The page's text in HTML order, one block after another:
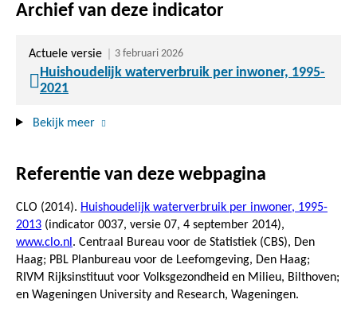
Archief van deze indicator
Actuele versie 3 februari 2026
Huishoudelijk waterverbruik per inwoner, 1995-
2021
Bekijk meer
Referentie van deze webpagina
CLO (2014). Huishoudelijk waterverbruik per inwoner, 1995-
2013 (indicator 0037, versie 07, 4 september 2014),
www.clo.nl . Centraal Bureau voor de Statistiek (CBS), Den
Haag; PBL Planbureau voor de Leefomgeving, Den Haag;
RIVM Rijksinstituut voor Volksgezondheid en Milieu, Bilthoven;
en Wageningen University and Research, Wageningen.